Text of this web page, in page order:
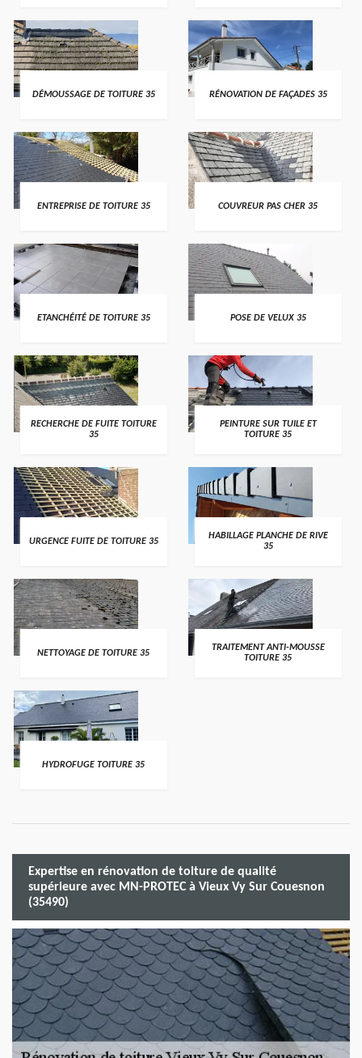
DÉMOUSSAGE DE TOITURE 35 RÉNOVATION DE FAÇADES 35
ENTREPRISE DE TOITURE 35 COUVREUR PAS CHER 35
ETANCHÉITÉ DE TOITURE 35 POSE DE VELUX 35
RECHERCHE DE FUITE TOITURE
35
PEINTURE SUR TUILE ET
TOITURE 35
URGENCE FUITE DE TOITURE 35
HABILLAGE PLANCHE DE RIVE
35
NETTOYAGE DE TOITURE 35
TRAITEMENT ANTI-MOUSSE
TOITURE 35
HYDROFUGE TOITURE 35
Expertise en rénovation de toiture de qualité
supérieure avec MN-PROTEC à Vieux Vy Sur Couesnon
(35490)